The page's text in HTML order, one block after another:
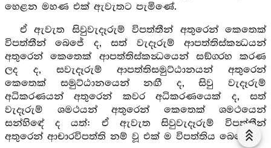
හෙළන මහණ එක් ඇවැතට පැමිණේ.
ඒ ඇවැත සිවුවැදෑරුම් විපත්තීන් අතුරෙන් කෙතෙක්
විපත්තීන් බෙජේ ද, සත් වැදෑරුම් ආපත්තිස්කන්‍ධයන්
අතුරෙන් කෙතෙක් ආපත්තිස්කන්‍ධයෙන් සඞ්ග‍්‍රහ කරණ
ලද ද, සවැදෑරුම් ආපත්තිසමුට්ඨානයන් අතුරෙන්
කෙතෙක් සමුට්ඨානයෙන් නඟී ද, සිවු වැදෑරුම්
අධිකරණයන් අතුරෙන් කවර අධිකරණයෙක් ද, සත්
වැදෑරුම් ශමථයන් අතුරෙන් කෙතෙක් ශමථයෙන්
සන්හිඳේ ද යත්: ඒ ඇවැත සිවුවැදෑරුම් විපත්තීන්
අතුරෙන් ආචාරවිපත්ති නම් වූ එක් ම විපත්තිය බෙජේ.